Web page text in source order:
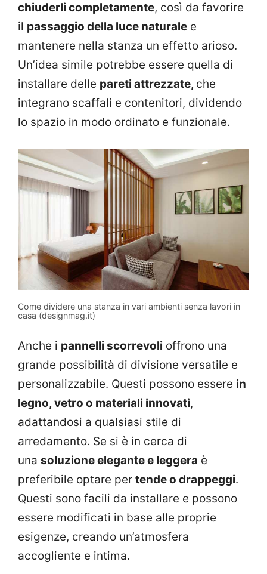
chiuderli completamente, così da favorire
il passaggio della luce naturale e
mantenere nella stanza un effetto arioso.
Un’idea simile potrebbe essere quella di
installare delle pareti attrezzate, che
integrano scaffali e contenitori, dividendo
lo spazio in modo ordinato e funzionale.
Come dividere una stanza in vari ambienti senza lavori in
casa (designmag.it)
Anche i pannelli scorrevoli offrono una
grande possibilità di divisione versatile e
personalizzabile. Questi possono essere in
legno, vetro o materiali innovati,
adattandosi a qualsiasi stile di
arredamento. Se si è in cerca di
una soluzione elegante e leggera è
preferibile optare per tende o drappeggi.
Questi sono facili da installare e possono
essere modificati in base alle proprie
esigenze, creando un’atmosfera
accogliente e intima.